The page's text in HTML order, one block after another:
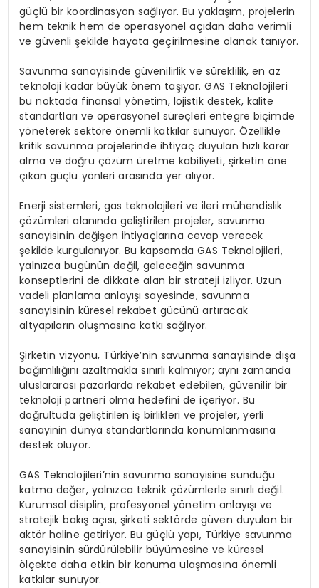
güçlü bir koordinasyon sağlıyor. Bu yaklaşım, projelerin
hem teknik hem de operasyonel açıdan daha verimli
ve güvenli şekilde hayata geçirilmesine olanak tanıyor.
Savunma sanayisinde güvenilirlik ve süreklilik, en az
teknoloji kadar büyük önem taşıyor. GAS Teknolojileri
bu noktada finansal yönetim, lojistik destek, kalite
standartları ve operasyonel süreçleri entegre biçimde
yöneterek sektöre önemli katkılar sunuyor. Özellikle
kritik savunma projelerinde ihtiyaç duyulan hızlı karar
alma ve doğru çözüm üretme kabiliyeti, şirketin öne
çıkan güçlü yönleri arasında yer alıyor.
Enerji sistemleri, gas teknolojileri ve ileri mühendislik
çözümleri alanında geliştirilen projeler, savunma
sanayisinin değişen ihtiyaçlarına cevap verecek
şekilde kurgulanıyor. Bu kapsamda GAS Teknolojileri,
yalnızca bugünün değil, geleceğin savunma
konseptlerini de dikkate alan bir strateji izliyor. Uzun
vadeli planlama anlayışı sayesinde, savunma
sanayisinin küresel rekabet gücünü artıracak
altyapıların oluşmasına katkı sağlıyor.
Şirketin vizyonu, Türkiye’nin savunma sanayisinde dışa
bağımlılığını azaltmakla sınırlı kalmıyor; aynı zamanda
uluslararası pazarlarda rekabet edebilen, güvenilir bir
teknoloji partneri olma hedefini de içeriyor. Bu
doğrultuda geliştirilen iş birlikleri ve projeler, yerli
sanayinin dünya standartlarında konumlanmasına
destek oluyor.
GAS Teknolojileri’nin savunma sanayisine sunduğu
katma değer, yalnızca teknik çözümlerle sınırlı değil.
Kurumsal disiplin, profesyonel yönetim anlayışı ve
stratejik bakış açısı, şirketi sektörde güven duyulan bir
aktör haline getiriyor. Bu güçlü yapı, Türkiye savunma
sanayisinin sürdürülebilir büyümesine ve küresel
ölçekte daha etkin bir konuma ulaşmasına önemli
katkılar sunuyor.